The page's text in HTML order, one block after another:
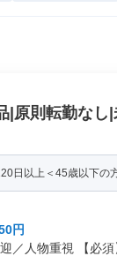
|原則転勤なし
日以上＜45歳以下の
円
／人物重視 【必